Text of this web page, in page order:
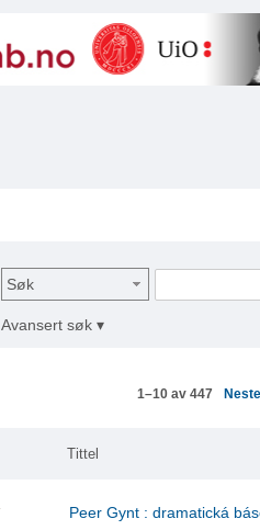
Søk
Avansert søk ▾
1–10 av 447 Neste
Tittel
Peer Gynt : dramatická